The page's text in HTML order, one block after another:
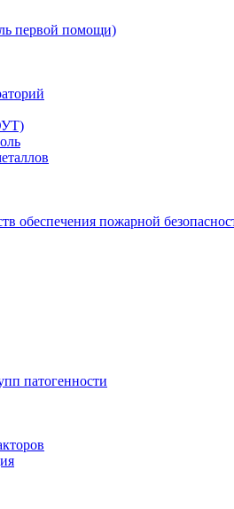
первой помощи)
обеспечения пожарной
патогенности